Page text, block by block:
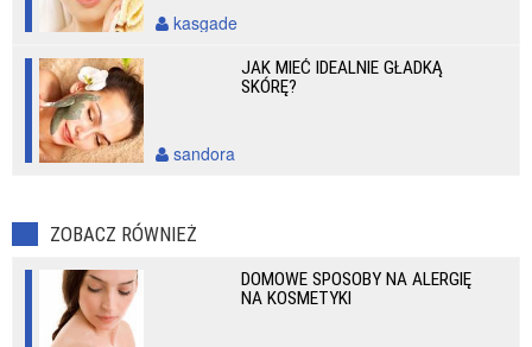
kasgade
JAK MIEĆ IDEALNIE GŁADKĄ
SKÓRĘ?
sandora
ZOBACZ RÓWNIEŻ
DOMOWE SPOSOBY NA ALERGIĘ
NA KOSMETYKI